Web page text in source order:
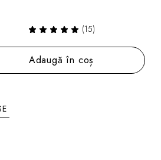
(15)
Adaugă în coș